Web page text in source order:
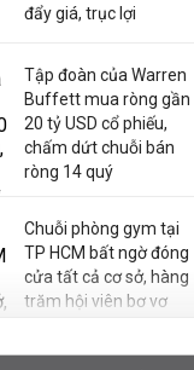
đẩy giá, trục lợi
Tập đoàn của Warren
Buffett mua ròng gần
20 tỷ USD cổ phiếu,
chấm dứt chuỗi bán
ròng 14 quý
Chuỗi phòng gym tại
TP HCM bất ngờ đóng
cửa tất cả cơ sở, hàng
trăm hội viên bơ vơ